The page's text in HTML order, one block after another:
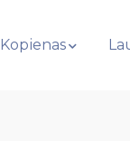
Kopienas